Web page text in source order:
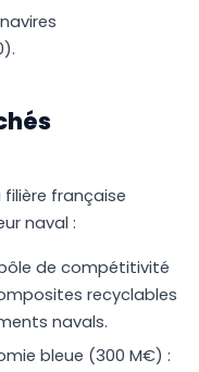
française
naval :
de compétitivité
recyclables
navals.
bleue (300 M€) :